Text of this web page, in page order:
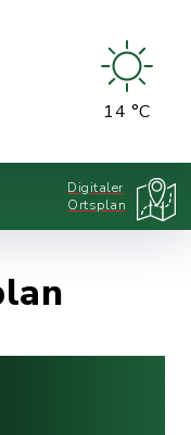
14 °C
Digitaler
Ortsplan